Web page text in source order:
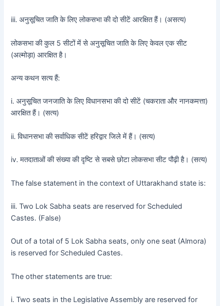
iii. अनुसूचित जाति के लिए लोकसभा की दो सीटें आरक्षित हैं। (असत्य)
लोकसभा की कुल 5 सीटों में से अनुसूचित जाति के लिए केवल एक सीट
(अल्मोड़ा) आरक्षित है।
अन्य कथन सत्य हैं:
i. अनुसूचित जनजाति के लिए विधानसभा की दो सीटें (चकराता और नानकमत्ता)
आरक्षित हैं। (सत्य)
ii. विधानसभा की सर्वाधिक सीटें हरिद्वार जिले में हैं। (सत्य)
iv. मतदाताओं की संख्या की दृष्टि से सबसे छोटा लोकसभा सीट पौढ़ी है। (सत्य)
The false statement in the context of Uttarakhand state is:
iii. Two Lok Sabha seats are reserved for Scheduled
Castes. (False)
Out of a total of 5 Lok Sabha seats, only one seat (Almora)
is reserved for Scheduled Castes.
The other statements are true:
i. Two seats in the Legislative Assembly are reserved for